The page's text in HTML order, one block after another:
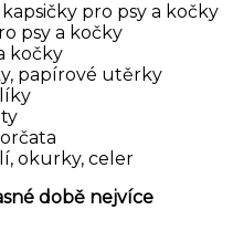
pro psy a kočky
psy a kočky
kočky
papírové utěrky
okurky, celer
době nejvíce